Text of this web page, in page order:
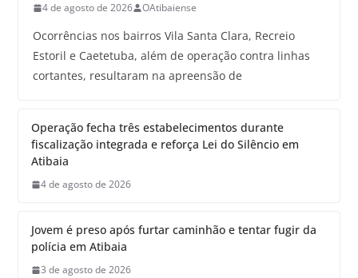
4 de agosto de 2026 OAtibaiense
Ocorrências nos bairros Vila Santa Clara, Recreio
Estoril e Caetetuba, além de operação contra linhas
cortantes, resultaram na apreensão de
Operação fecha três estabelecimentos durante
fiscalização integrada e reforça Lei do Silêncio em
Atibaia
4 de agosto de 2026
Jovem é preso após furtar caminhão e tentar fugir da
polícia em Atibaia
3 de agosto de 2026